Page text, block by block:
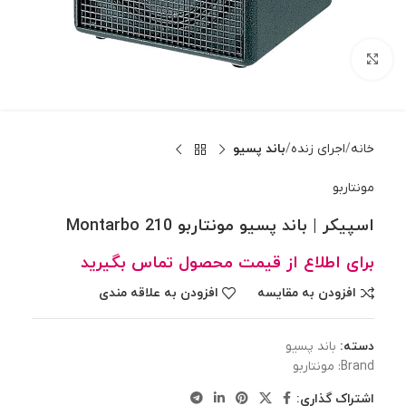
خانه اجرای زنده باند ‌پسیو
مونتاربو
اسپیکر | باند پسیو مونتاربو Montarbo 210
برای اطلاع از قیمت محصول تماس بگیرید
افزودن به مقایسه افزودن به علاقه مندی
دسته: باند ‌پسیو
Brand: مونتاربو
اشتراک گذاری: